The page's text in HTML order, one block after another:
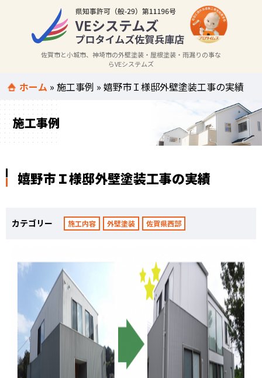
佐賀市と小城市、神埼市の外壁塗装・屋根塗装・雨漏りの事な
らVEシステムズ
ホーム »施工事例 »嬉野市Ｉ様邸外壁塗装工事の実績
施工事例
嬉野市Ｉ様邸外壁塗装工事の実績
カテゴリー 施工内容 外壁塗装 佐賀県西部